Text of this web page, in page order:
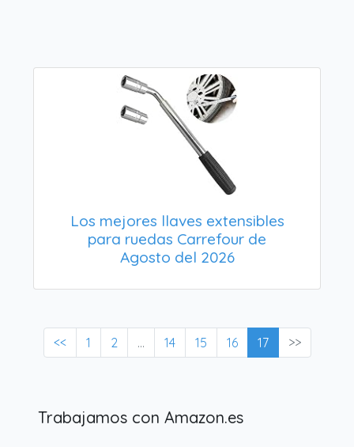
Los mejores llaves extensibles
para ruedas Carrefour de
Agosto del 2026
<< 1 2 ... 14 15 16 17 >>
Trabajamos con Amazon.es